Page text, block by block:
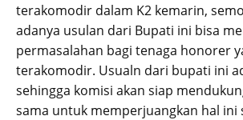
terakomodir dalam K2 kemarin,
adanya usulan dari Bupati ini bisa
permasalahan bagi tenaga honorer
terakomodir. Usualn dari bupati ini
sehingga komisi akan siap
sama untuk memperjuangkan hal ini